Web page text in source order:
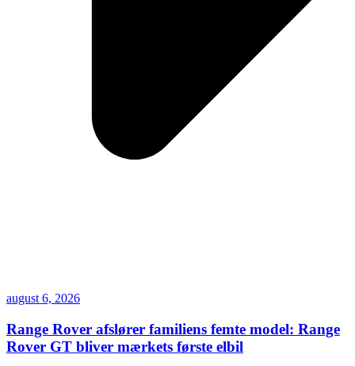
august 6, 2026
Range Rover afslører familiens femte model: Range
Rover GT bliver mærkets første elbil